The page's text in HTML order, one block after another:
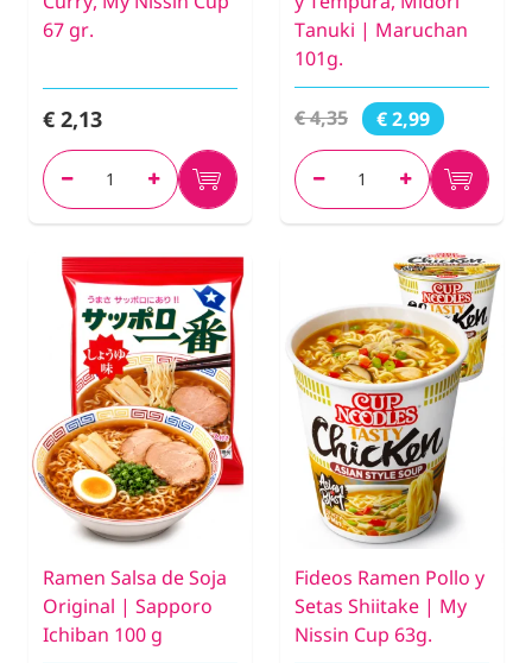
67 gr.
€ 2,13
Tanuki | Maruchan
101g.
€ 4,35 € 2,99
Ramen Salsa de Soja
Original | Sapporo
Ichiban 100 g
Fideos Ramen Pollo y
Setas Shiitake | My
Nissin Cup 63g.